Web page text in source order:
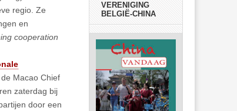
regio. Ze
en
cooperation
Macao Chief
zaterdag bij
door een
… >> lees meer
VERENIGING
BELGIË-CHINA